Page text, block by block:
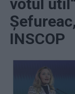
votul
INSCOP